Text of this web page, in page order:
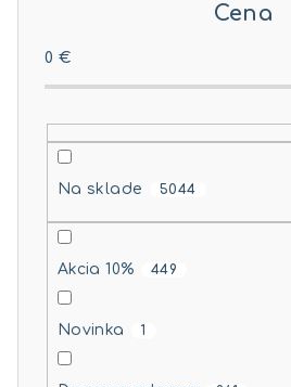
Cena
0 €
Na sklade 5044
Akcia 10% 449
Novinka 1